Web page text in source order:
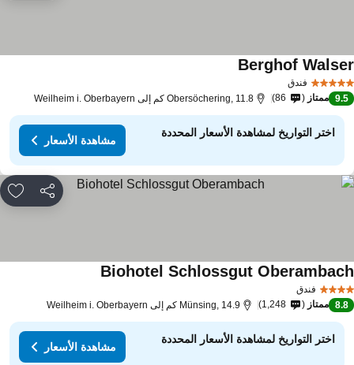
فندق
Berghof
9.5 ممتاز 86 Obersöchering, 11.8 كم إلى Weilheim i. Oberbayern
اختر التواريخ لمشاهدة الأسعار المحددة
مشاهدة الأسعار
مشاركة
فندق
Biohotel Schlossgut
8.8 ممتاز 1,248 Münsing, 14.9 كم إلى Weilheim i. Oberbayern
اختر التواريخ لمشاهدة الأسعار المحددة
مشاهدة الأسعار